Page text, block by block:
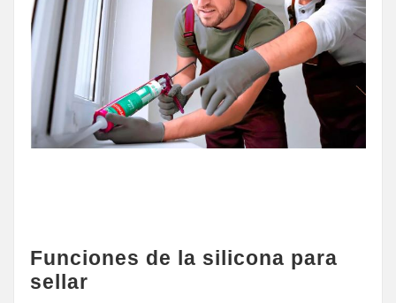
Funciones de la silicona para
sellar